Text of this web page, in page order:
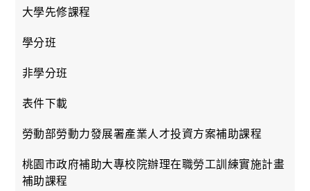
大學先修課程
學分班
非學分班
表件下載
勞動部勞動力發展署產業人才投資方案補助課程
桃園市政府補助大專校院辦理在職勞工訓練實施計畫
補助課程